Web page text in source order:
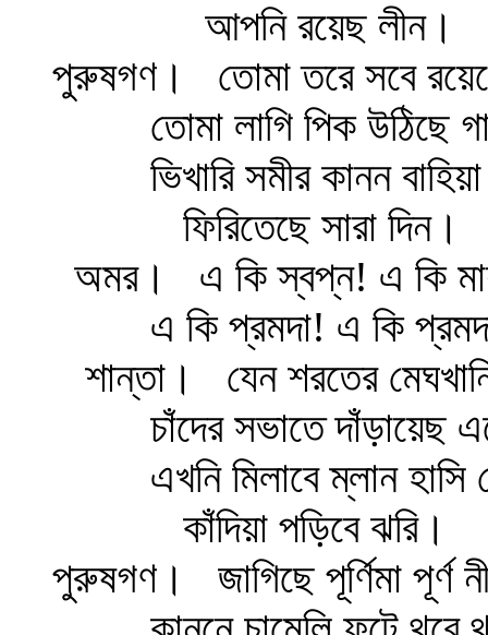
আপনি রয়েছ লীন।
পুরুষগণ।
তোমা তরে সবে
তোমা লাগি পিক উঠিছে
ভিখারি সমীর কানন বাহিয়া
ফিরিতেছে সারা দিন।
অমর।
এ কি স্বপ্ন! এ কি
এ কি প্রমদা! এ কি
শান্তা।
যেন শরতের
চাঁদের সভাতে দাঁড়ায়েছ
এখনি মিলাবে ম্লান হাসি
কাঁদিয়া পড়িবে ঝরি।
পুরুষগণ।
জাগিছে পূর্ণিমা পূর্ণ